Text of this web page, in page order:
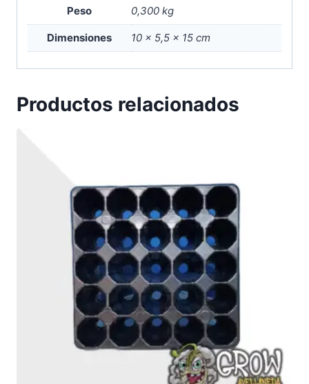
Peso 0,300 kg
Dimensiones 10 × 5,5 × 15 cm
Productos relacionados